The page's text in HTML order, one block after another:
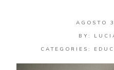
AGOSTO
BY:
CATEGORIES: